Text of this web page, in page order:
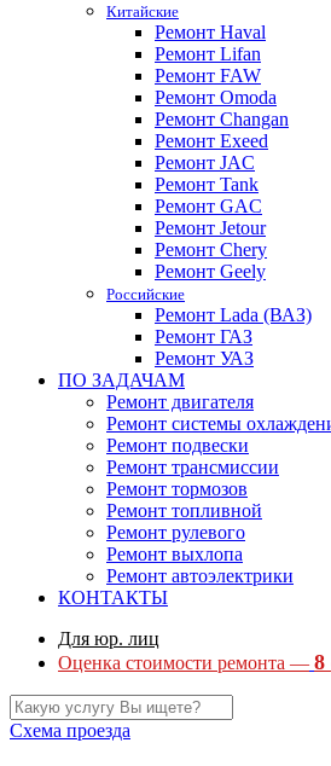
Китайские
Ремонт Haval
Ремонт Lifan
Ремонт FAW
Ремонт Omoda
Ремонт Changan
Ремонт Exeed
Ремонт JAC
Ремонт Tank
Ремонт GAC
Ремонт Jetour
Ремонт Chery
Ремонт Geely
Российские
Ремонт Lada (ВАЗ)
Ремонт ГАЗ
Ремонт УАЗ
ПО ЗАДАЧАМ
Ремонт двигателя
Ремонт системы
Ремонт подвески
Ремонт трансмиссии
Ремонт тормозов
Ремонт топливной
Ремонт рулевого
Ремонт выхлопа
Ремонт автоэлектрики
КОНТАКТЫ
Для юр. лиц
Оценка стоимости ремонта — 8
Схема проезда